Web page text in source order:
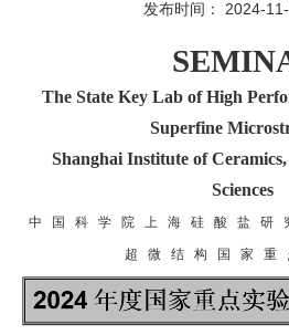
发布时间： 2024-
The State Key Lab of High
Superfine
Shanghai Institute of
Sciences
中 国 科 学 院 上 海 硅 酸 盐 研
超 微 结 构 国 家 重